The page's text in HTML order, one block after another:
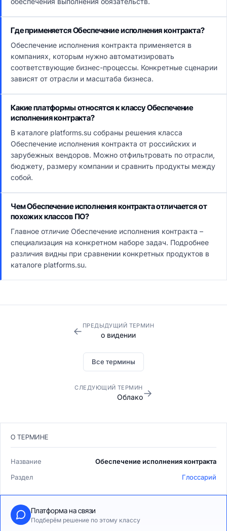
Где применяется Обеспечение исполнения контракта?
Обеспечение исполнения контракта применяется в
компаниях, которым нужно автоматизировать
соответствующие бизнес-процессы. Конкретные сценарии
зависят от отрасли и масштаба бизнеса.
Какие платформы относятся к классу Обеспечение
исполнения контракта?
В каталоге platforms.su собраны решения класса
Обеспечение исполнения контракта от российских и
зарубежных вендоров. Можно отфильтровать по отрасли,
бюджету, размеру компании и сравнить продукты между
собой.
Чем Обеспечение исполнения контракта отличается от
похожих классов ПО?
Главное отличие Обеспечение исполнения контракта –
специализация на конкретном наборе задач. Подробнее
различия видны при сравнении конкретных продуктов в
каталоге platforms.su.
← ПРЕДЫДУЩИЙ ТЕРМИН
о видении
Все термины
СЛЕДУЮЩИЙ ТЕРМИН
Облако→
О ТЕРМИНЕ
Название
Обеспечение исполнения контракта
Раздел
Глоссарий
Платформа на связи
Подберём решение по этому классу